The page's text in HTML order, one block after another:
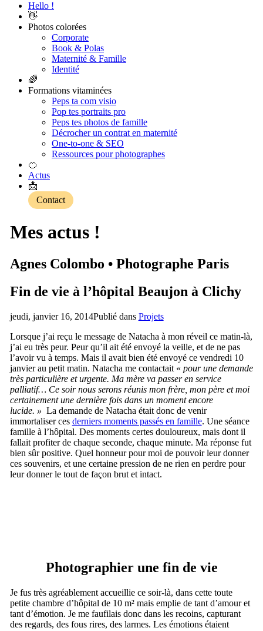
Hello !
👋
Photos colorées
Corporate
Book & Polas
Maternité & Famille
Identité
🌈
Formations vitaminées
Peps ta com visio
Pop tes portraits pro
Peps tes photos de famille
Décrocher un contrat en maternité
One-to-one & SEO
Ressources pour photographes
🍊
Actus
📩
Contact
Mes actus !
Agnes Colombo • Photographe Paris
Fin de vie à l’hôpital Beaujon à Clichy
jeudi, janvier 16, 2014Publié dans Projets
Lorsque j’ai reçu le message de Natacha à mon réveil ce matin-là,
j’ai eu très peur. Peur qu’il ait été envoyé la veille, et de ne pas
l’avoir vu à temps. Mais il avait bien été envoyé ce vendredi 10
janvier au petit matin. Natacha me contactait « pour une demande
très particulière et urgente. Ma mère va passer en service
palliatif… Ce soir nous serons réunis mon frère, mon père et moi
certainement une dernière fois dans un moment encore
lucide. » La demande de Natacha était donc de venir
immortaliser ces derniers moments passés en famille. Une séance
famille à l’hôpital. Des moments certes douloureux, mais dont il
fallait profiter de chaque seconde, chaque minute. Ma réponse fut
bien sûr positive. Quel honneur pour moi de pouvoir leur donner
ces souvenirs, et une certaine pression de ne rien en perdre pour
leur donner le tout de façon brut et intact.
Photographier une fin de vie
Je fus très agréablement accueillie ce soir-là, dans cette toute
petite chambre d’hôpital de 10 m² mais emplie de tant d’amour et
tant d’émotion. Je me faufilais donc dans les recoins, capturant
des regards, des fous rires, des larmes. Les émotions étaient